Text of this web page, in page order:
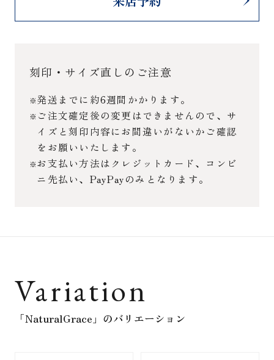
刻印・サイズ直しのご注意
発送までに約6週間かかります。
ご注文確定後の変更はできませんので、サ
イズと刻印内容にお間違いがないかご確認
をお願いいたします。
お支払い方法はクレジットカード、コンビ
ニ先払い、PayPayのみとなります。
Variation
「NaturalGrace」 のバリエーション